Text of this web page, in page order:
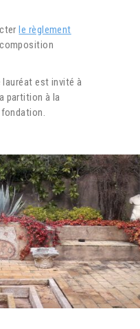
le règlement
lauréat est invité à
partition à la